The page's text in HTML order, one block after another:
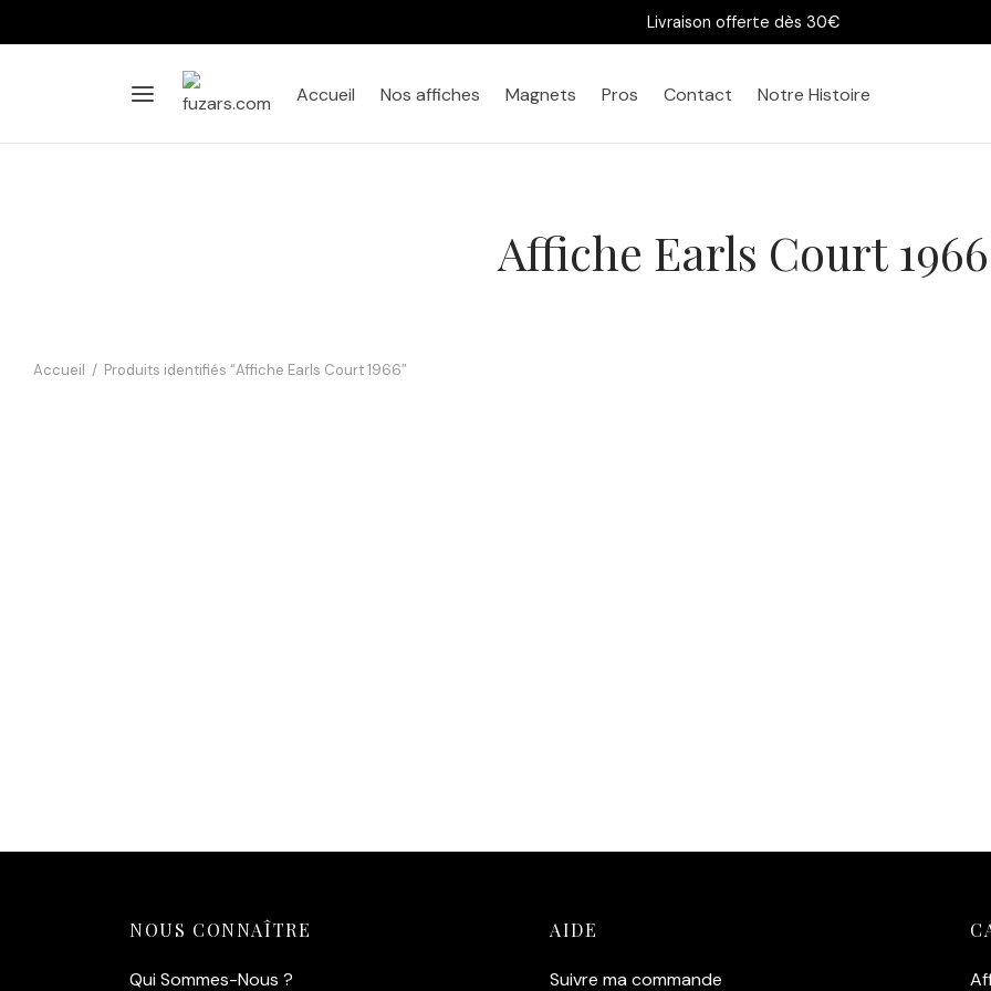
Livraison offerte dès 30€
Accueil Nos affiches Magnets Pros Contact Notre Histoire
Affiche Earls Court 1966
Accueil / Produits identifiés “Affiche Earls Court 1966”
NOUS CONNAÎTRE
Qui Sommes-Nous ?
AIDE
Suivre ma commande